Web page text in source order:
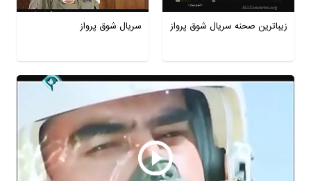
زیباترین صحنه سریال شوق پرواز سریال شوق پرواز